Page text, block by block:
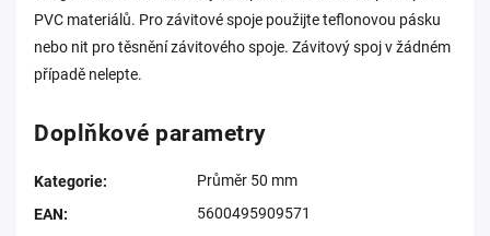
PVC materiálů. Pro závitové spoje použijte teflonovou pásku
nebo nit pro těsnění závitového spoje. Závitový spoj v žádném
případě nelepte.
Doplňkové parametry
Kategorie:
Průměr 50 mm
EAN:
5600495909571